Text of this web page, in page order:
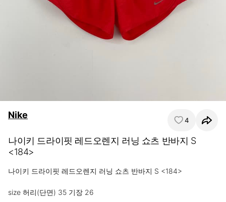
Nike 4
나이키 드라이핏 레드오렌지 러닝 쇼츠 반바지 S
<184>
나이키 드라이핏 레드오렌지 러닝 쇼츠 반바지 S <184>
size 허리(단면) 35 기장 26